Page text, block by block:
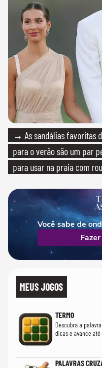
→ As sandálias favoritas
para o verão são um par
para usar na praia com
Você sabe de
MEUS JOGOS
TERMO
Descubra a
dicas e avance
PALAVRAS